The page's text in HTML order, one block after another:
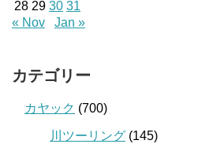
28 29 30 31
« Nov
Jan »
カテゴリー
カヤック (700)
川ツーリング (145)